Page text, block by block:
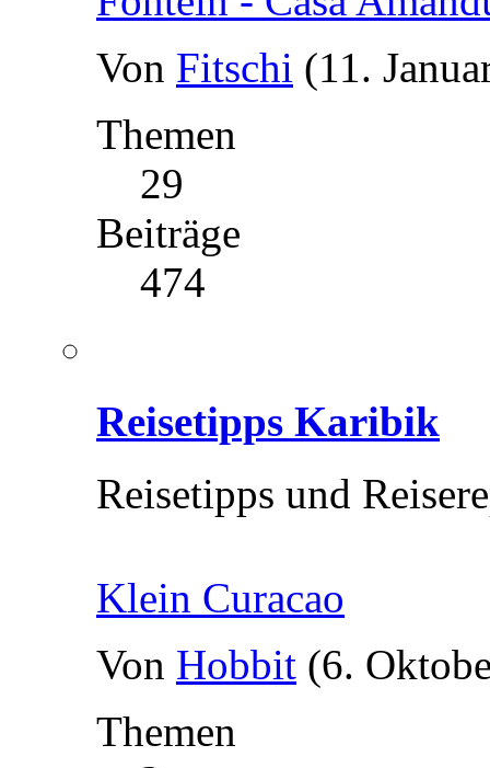
Von Fitschi (11.
Themen
29
Beiträge
474
Reisetipps Karibik
Reisetipps und
Klein Curacao
Von Hobbit (6.
Themen